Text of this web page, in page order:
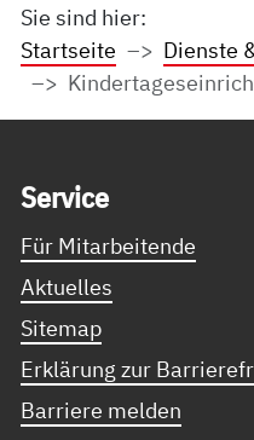
Sie sind hier:
Startseite
Dienste
Ser­vice
Für Mitarbeitende
Aktuelles
Sitemap
Erklärung zur
Barriere melden